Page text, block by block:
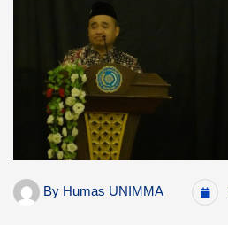
By Humas UNIMMA